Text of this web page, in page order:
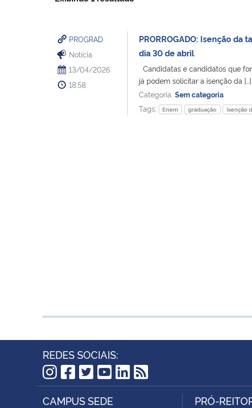
PROGRAD
Notícia
13/04/2026
18:58
PRORROGADO: Isenção
dia 30 de abril
Candidatas e candidatos que
já podem solicitar a isenção da […]
Categoria: Sem categoria
Tags:
Enem graduação Isenção
REDES SOCIAIS:
Instagram
Facebook
Twitter
YouTube
LinkedIn
RSS
CAMPUS SEDE PRÓ-